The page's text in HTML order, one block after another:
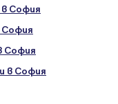
София
София
София
в София